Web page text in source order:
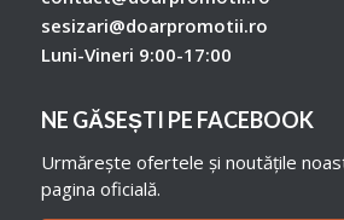
sesizari@doarpromotii.ro
Luni-Vineri 9:00-17:00
NE GĂSEȘTI PE FACEBOOK
Urmărește ofertele și noutățile
pagina oficială.